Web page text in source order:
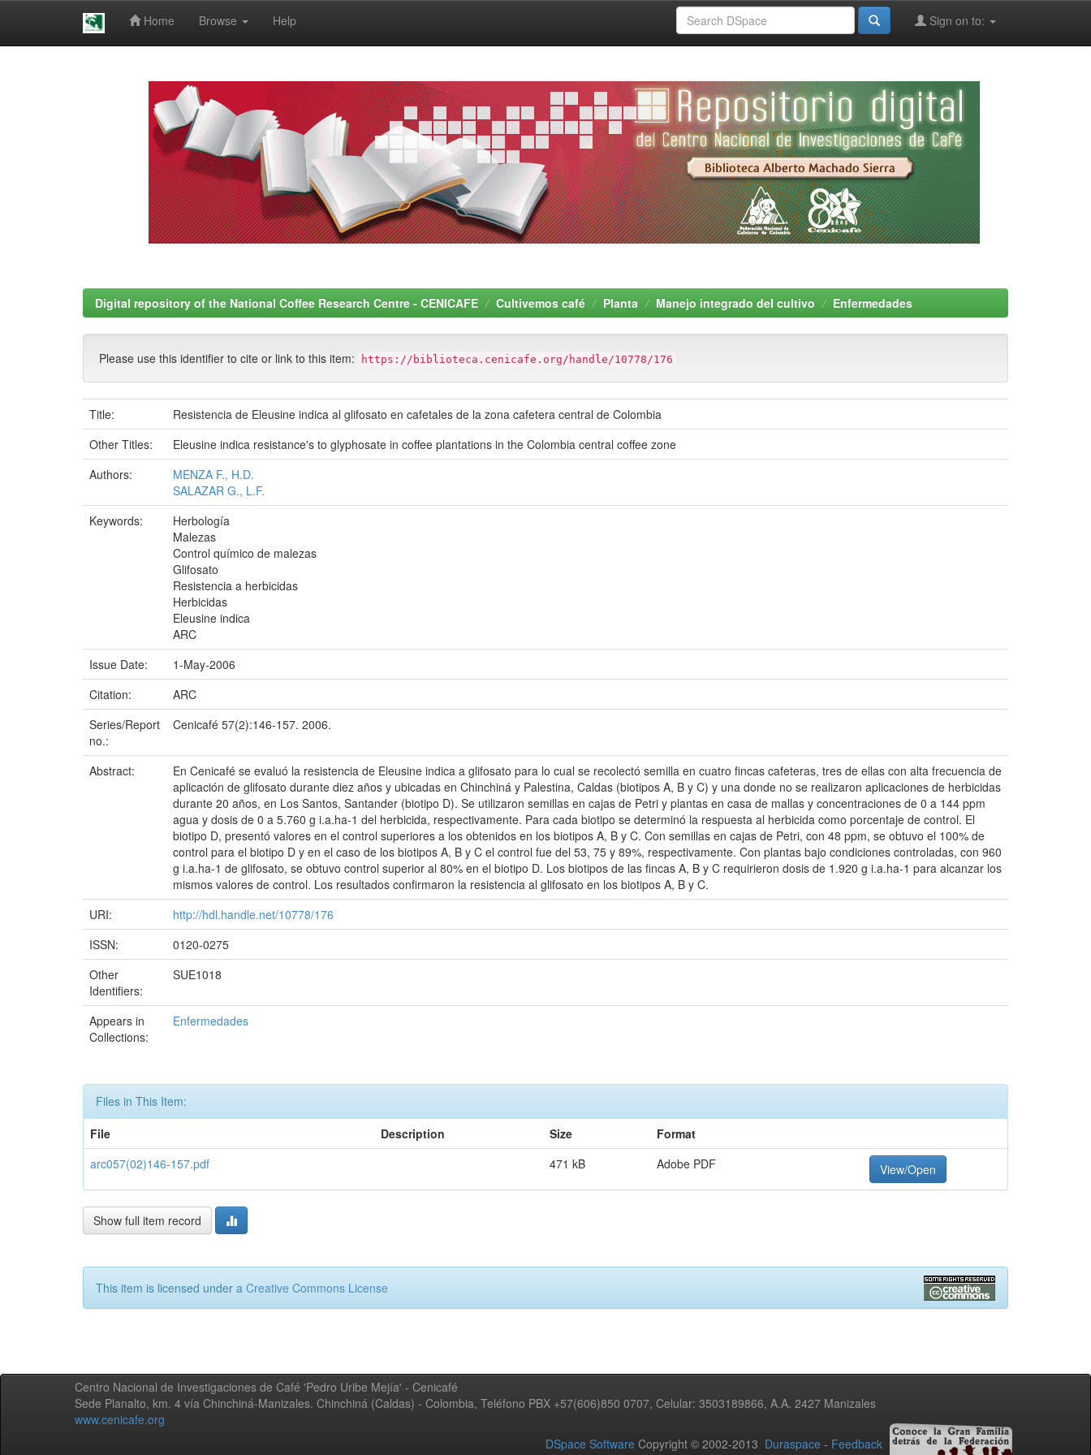
Home Browse Help Sign on to:
Digital repository of the National Coffee Research Centre - CENICAFE Cultivemos café Planta Manejo integrado del cultivo Enfermedades
Please use this identifier to cite or link to this item: https://biblioteca.cenicafe.org/handle/10778/176
Title:
Resistencia de Eleusine indica al glifosato en cafetales de la zona cafetera central de Colombia
Other Titles:
Eleusine indica resistance's to glyphosate in coffee plantations in the Colombia central coffee zone
Authors:
MENZA F., H.D.
SALAZAR G., L.F.
Keywords:
Herbología
Malezas
Control químico de malezas
Glifosato
Resistencia a herbicidas
Herbicidas
Eleusine indica
ARC
Issue Date:
1-May-2006
Citation:
ARC
Series/Report
no.:
Cenicafé 57(2):146-157. 2006.
Abstract:
En Cenicafé se evaluó la resistencia de Eleusine indica a glifosato para lo cual se recolectó semilla en cuatro fincas cafeteras, tres de ellas con alta frecuencia de
aplicación de glifosato durante diez años y ubicadas en Chinchiná y Palestina, Caldas (biotipos A, B y C) y una donde no se realizaron aplicaciones de herbicidas
durante 20 años, en Los Santos, Santander (biotipo D). Se utilizaron semillas en cajas de Petri y plantas en casa de mallas y concentraciones de 0 a 144 ppm
agua y dosis de 0 a 5.760 g i.a.ha-1 del herbicida, respectivamente. Para cada biotipo se determinó la respuesta al herbicida como porcentaje de control. El
biotipo D, presentó valores en el control superiores a los obtenidos en los biotipos A, B y C. Con semillas en cajas de Petri, con 48 ppm, se obtuvo el 100% de
control para el biotipo D y en el caso de los biotipos A, B y C el control fue del 53, 75 y 89%, respectivamente. Con plantas bajo condiciones controladas, con 960
g i.a.ha-1 de glifosato, se obtuvo control superior al 80% en el biotipo D. Los biotipos de las fincas A, B y C requirieron dosis de 1.920 g i.a.ha-1 para alcanzar los
mismos valores de control. Los resultados confirmaron la resistencia al glifosato en los biotipos A, B y C.
URI:
http://hdl.handle.net/10778/176
ISSN:
0120-0275
Other
Identifiers:
SUE1018
Appears in
Collections:
Enfermedades
Files in This Item:
File
Description Size
Format
arc057(02)146-157.pdf
471 kB Adobe PDF View/Open
Show full item record
This item is licensed under a Creative Commons License
Centro Nacional de Investigaciones de Café 'Pedro Uribe Mejía' - Cenicafé
Sede Planalto, km. 4 vía Chinchiná-Manizales. Chinchiná (Caldas) - Colombia, Teléfono PBX +57(606)850 0707, Celular: 3503189866, A.A. 2427 Manizales
www.cenicafe.org
DSpace Software Copyright © 2002-2013 Duraspace - Feedback